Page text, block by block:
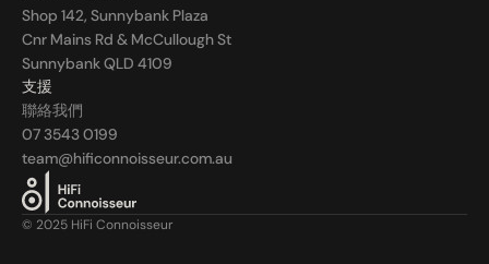
Shop 142, Sunnybank Plaza
Cnr Mains Rd & McCullough St
Sunnybank QLD 4109
支援
聯絡我們
07 3543 0199
team@hificonnoisseur.com.au
© 2025 HiFi Connoisseur